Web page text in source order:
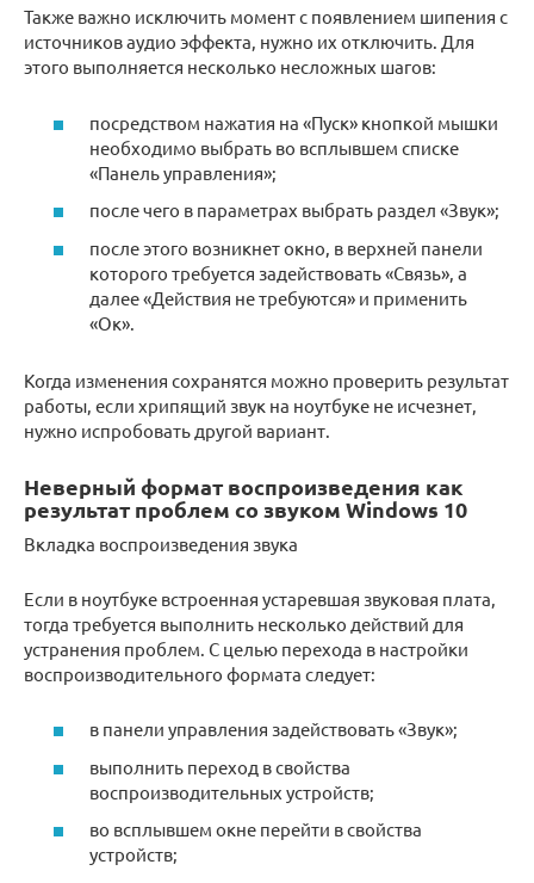
Также важно исключить момент с появлением шипения с
источников аудио эффекта, нужно их отключить. Для
этого выполняется несколько несложных шагов:
посредством нажатия на «Пуск» кнопкой мышки
необходимо выбрать во всплывшем списке
«Панель управления»;
после чего в параметрах выбрать раздел «Звук»;
после этого возникнет окно, в верхней панели
которого требуется задействовать «Связь», а
далее «Действия не требуются» и применить
«Ок».
Когда изменения сохранятся можно проверить результат
работы, если хрипящий звук на ноутбуке не исчезнет,
нужно испробовать другой вариант.
Неверный формат воспроизведения как
результат проблем со звуком Windows 10
Вкладка воспроизведения звука
Если в ноутбуке встроенная устаревшая звуковая плата,
тогда требуется выполнить несколько действий для
устранения проблем. С целью перехода в настройки
воспроизводительного формата следует:
в панели управления задействовать «Звук»;
выполнить переход в свойства
воспроизводительных устройств;
во всплывшем окне перейти в свойства
устройств;